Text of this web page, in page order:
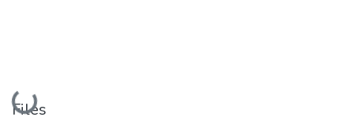
Loading...
Files